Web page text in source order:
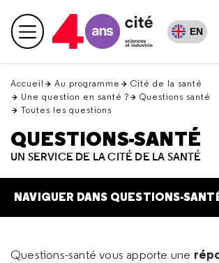
en
haut Menu principal EN
Accueil Au programme
Cité de la santé
Une question en santé ?
Questions santé
Toutes les questions
QUESTIONS-SANTÉ
UN SERVICE DE LA CITÉ DE LA SANTÉ
NAVIGUER DANS QUESTIONS-
Questions-santé vous apporte une